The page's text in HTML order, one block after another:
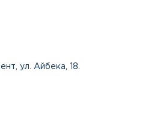
ул. Айбека, 18.